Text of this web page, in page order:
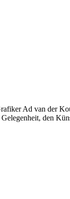
Ad van der
den